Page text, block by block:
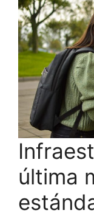
última